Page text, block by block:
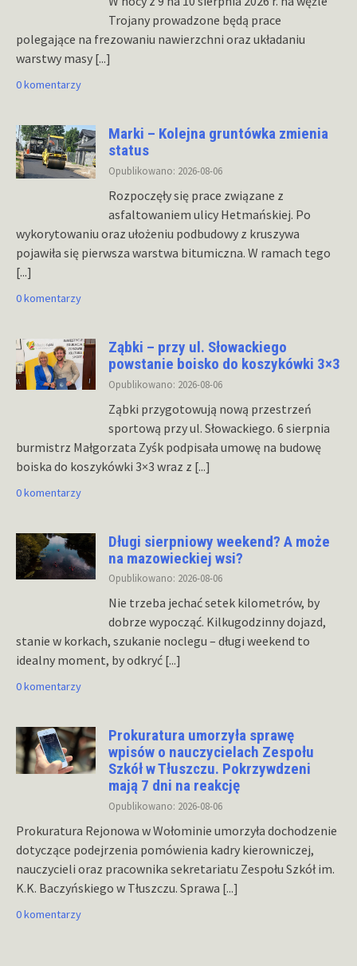
Trojany prowadzone będą prace
polegające na frezowaniu nawierzchni oraz układaniu
warstwy masy [...]
0 komentarzy
Marki – Kolejna gruntówka zmienia
status
Opublikowano: 2026-08-06
Rozpoczęły się prace związane z
asfaltowaniem ulicy Hetmańskiej. Po
wykorytowaniu oraz ułożeniu podbudowy z kruszywa
pojawiła się pierwsza warstwa bitumiczna. W ramach tego
[...]
0 komentarzy
Ząbki – przy ul. Słowackiego
powstanie boisko do koszykówki 3×3
Opublikowano: 2026-08-06
Ząbki przygotowują nową przestrzeń
sportową przy ul. Słowackiego. 6 sierpnia
burmistrz Małgorzata Zyśk podpisała umowę na budowę
boiska do koszykówki 3×3 wraz z [...]
0 komentarzy
Długi sierpniowy weekend? A może
na mazowieckiej wsi?
Opublikowano: 2026-08-06
Nie trzeba jechać setek kilometrów, by
dobrze wypocząć. Kilkugodzinny dojazd,
stanie w korkach, szukanie noclegu – długi weekend to
idealny moment, by odkryć [...]
0 komentarzy
Prokuratura umorzyła sprawę
wpisów o nauczycielach Zespołu
Szkół w Tłuszczu. Pokrzywdzeni
mają 7 dni na reakcję
Opublikowano: 2026-08-06
Prokuratura Rejonowa w Wołominie umorzyła dochodzenie
dotyczące podejrzenia pomówienia kadry kierowniczej,
nauczycieli oraz pracownika sekretariatu Zespołu Szkół im.
K.K. Baczyńskiego w Tłuszczu. Sprawa [...]
0 komentarzy